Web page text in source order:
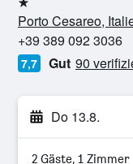
1 Stern
Porto Cesareo,
+39 389 092 3036
7,7 Gut 90
Do 13.8.
2 Gäste, 1 Zimmer